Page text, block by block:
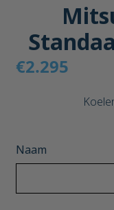
€2.295
Naam